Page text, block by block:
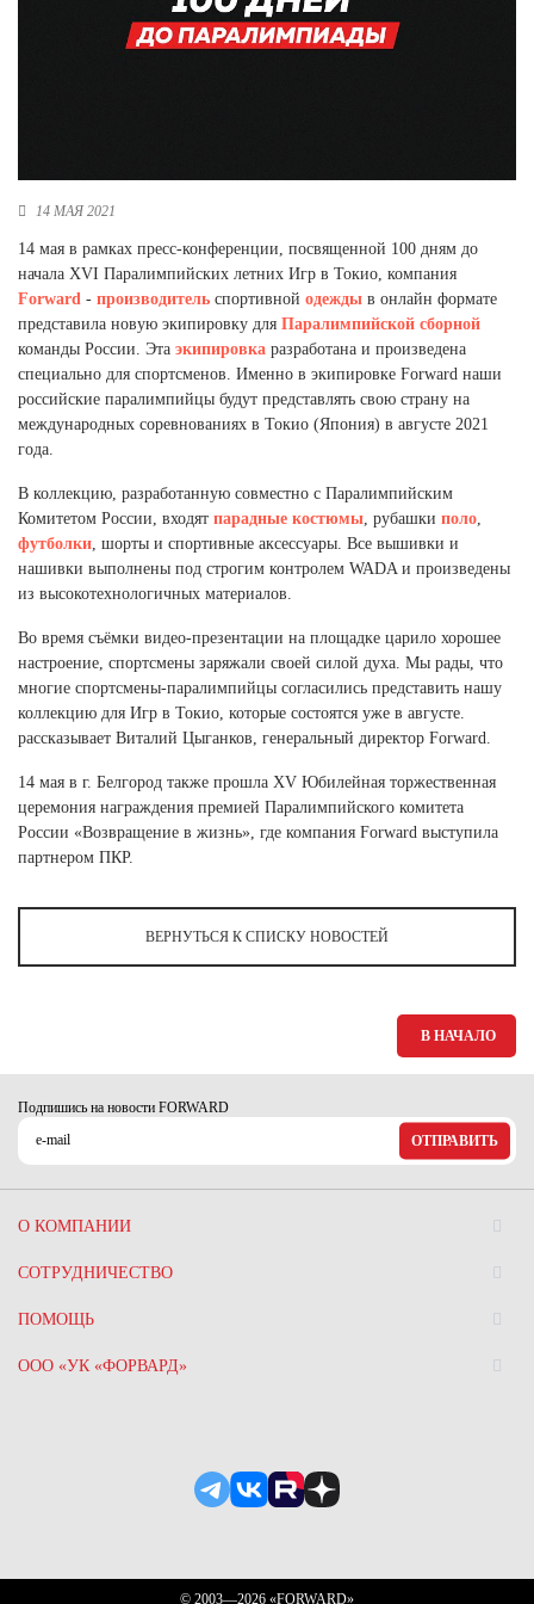
Новосибирская область (3)
Ростовская область (2)
Санкт-Петербург и ЛО (3)
Саратовская область (1)
Свердловская область (5)
Северная Осетия (2)
Смоленская область (1)
Ставропольский край (5)
Томская область (1)
Тульская область (1)
Хакасия (1)
Ханты-Мансийский автономный округ (3)
Ямало-Ненецкий автономный округ (1)
14 МАЯ 2021
14 мая в рамках пресс-конференции, посвященной 100 дням до
начала XVI Паралимпийских летних Игр в Токио, компания
Forward - производитель спортивной одежды в онлайн формате
представила новую экипировку для Паралимпийской сборной
команды России. Эта экипировка разработана и произведена
специально для спортсменов. Именно в экипировке Forward наши
российские паралимпийцы будут представлять свою страну на
международных соревнованиях в Токио (Япония) в августе 2021
года.
В коллекцию, разработанную совместно с Паралимпийским
Комитетом России, входят парадные костюмы , рубашки поло
футболки , шорты и спортивные аксессуары. Все вышивки и
нашивки выполнены под строгим контролем WADA и произведены
из высокотехнологичных материалов.
Во время съёмки видео-презентации на площадке царило хорошее
настроение, спортсмены заряжали своей силой духа. Мы рады, что
многие спортсмены-паралимпийцы согласились представить нашу
коллекцию для Игр в Токио, которые состоятся уже в августе.
рассказывает Виталий Цыганков, генеральный директор Forward.
14 мая в г. Белгород также прошла XV Юбилейная торжественная
церемония награждения премией Паралимпийского комитета
России «Возвращение в жизнь», где компания Forward выступила
партнером ПКР.
ВЕРНУТЬСЯ К СПИСКУ НОВОСТЕЙ
В НАЧАЛО
Подпишись на новости FORWARD
ОТПРАВИТЬ
О КОМПАНИИ
СОТРУДНИЧЕСТВО
ПОМОЩЬ
ООО «УК «ФОРВАРД»
© 2003—2026 «FORWARD»